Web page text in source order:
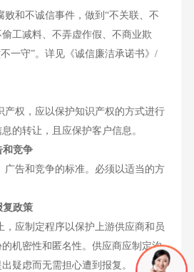
不诚信事件，做到“不关联、不
工减料、不弄虚作假、不商业欺
一守”。详见《诚信廉洁承诺书》/
权，应以保护知识产权的方式进行
的转让，且应保护客户信息。
竞争
告和竞争的标准。必须以适当的方
政策
应制定程序以保护上游供应商和员
机密性和匿名性。供应商应制定沟
疑虑而无需担心遭到报复。